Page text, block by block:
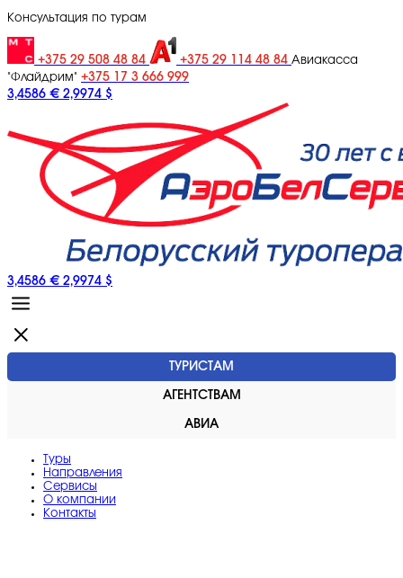
Консультация по турам
+375 29 508 48 84 +375 29 114 48 84 Авиакасса
"Флайдрим" +375 17 3 666 999
3,4586 € 2,9974 $
3,4586 € 2,9974 $
ТУРИСТАМ
АГЕНТСТВАМ
АВИА
Туры
Направления
Сервисы
O компании
Контакты